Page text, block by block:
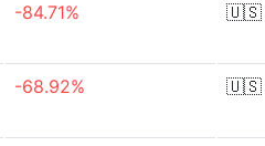
-84.71% 🇺🇸
-68.92% 🇺🇸